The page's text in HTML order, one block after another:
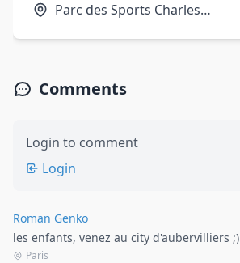
Parc des Sports Charles
Comments
Login to comment
Login
Roman Genko
les enfants, venez au city d'aubervilliers ;)
Paris